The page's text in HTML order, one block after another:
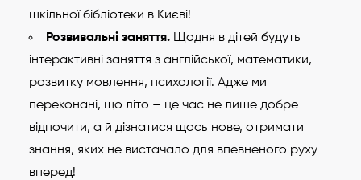
шкільної бібліотеки в Києві!
Розвивальні заняття. Щодня в дітей будуть
інтерактивні заняття з англійської, математики,
розвитку мовлення, психології. Адже ми
переконані, що літо – це час не лише добре
відпочити, а й дізнатися щось нове, отримати
знання, яких не вистачало для впевненого руху
вперед!